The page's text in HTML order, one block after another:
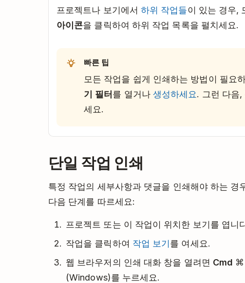
프로젝트나 보기에서 하위 작업들이 있는 경우,
아이콘을 클릭하여 하위 작업 목록을 펼치세요.
빠른 팁
모든 작업을 쉽게 인쇄하는 방법이 필요
기 필터를 열거나 생성하세요. 그런 다음,
세요.
단일 작업 인쇄
특정 작업의 세부사항과 댓글을 인쇄해야 하는 경
다음 단계를 따르세요:
프로젝트 또는 이 작업이 위치한 보기를 엽니
작업을 클릭하여 작업 보기를 여세요.
웹 브라우저의 인쇄 대화 창을 열려면 Cmd ⌘
(Windows)를 누르세요.